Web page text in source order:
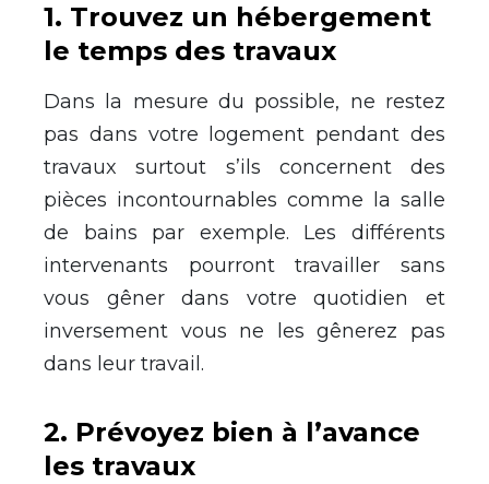
1. Trouvez un hébergement
le temps des travaux
Dans la mesure du possible, ne restez
pas dans votre logement pendant des
travaux surtout s’ils concernent des
pièces incontournables comme la salle
de bains par exemple. Les différents
intervenants pourront travailler sans
vous gêner dans votre quotidien et
inversement vous ne les gênerez pas
dans leur travail.
2. Prévoyez bien à l’avance
les travaux